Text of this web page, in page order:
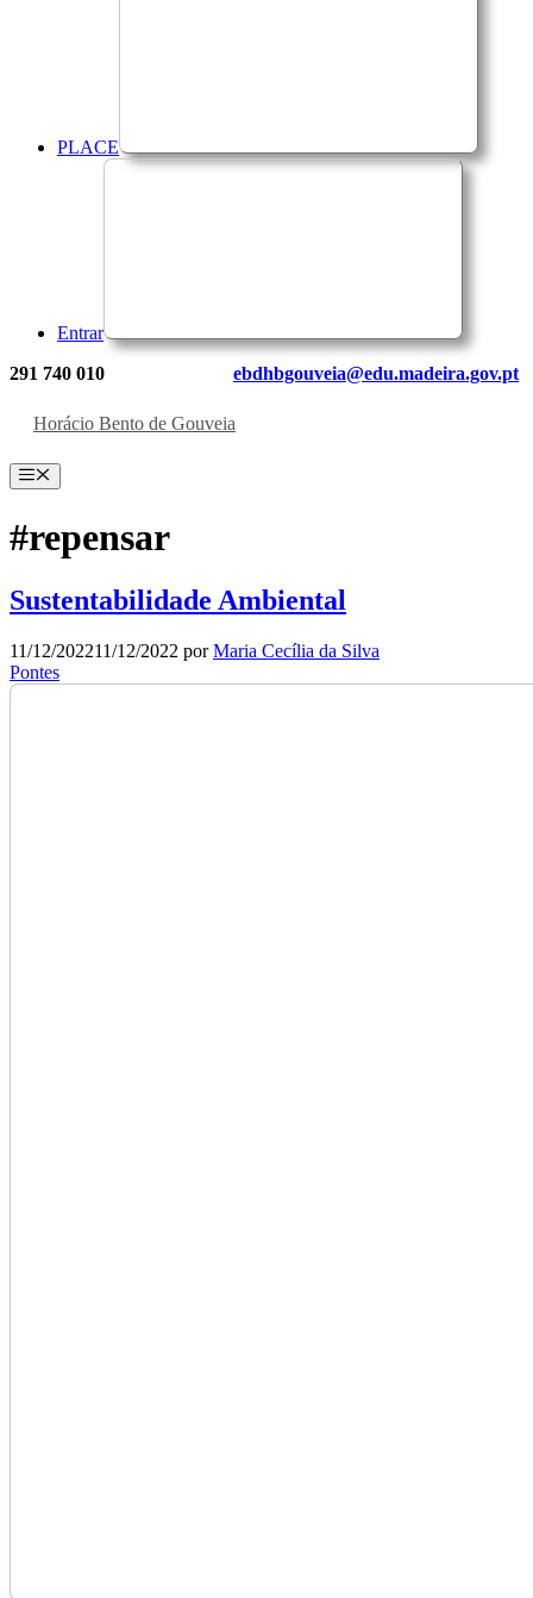
PLACE
Entrar
291 740 010 ebdhbgouveia@edu.madeira.gov.pt
Horácio Bento de Gouveia
Menu
#repensar
Sustentabilidade Ambiental
11/12/202211/12/2022 porMaria Cecília da Silva
Pontes